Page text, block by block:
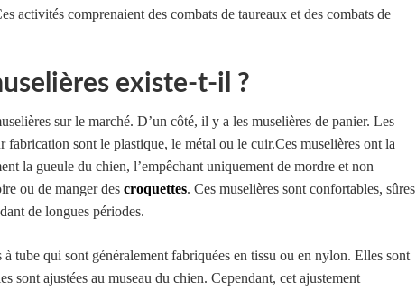
activités comprenaient des combats de taureaux et des combats de
existe-t-il ?
sur le marché. D’un côté, il y a les muselières de panier. Les
fabrication sont le plastique, le métal ou le cuir.Ces muselières ont la
la gueule du chien, l’empêchant uniquement de mordre et non
ou de manger des croquettes. Ces muselières sont confortables, sûres
de longues périodes.
à tube qui sont généralement fabriquées en tissu ou en nylon. Elles sont
sont ajustées au museau du chien. Cependant, cet ajustement